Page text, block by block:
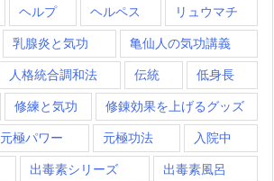
ヘルプ ヘルペス リュウマチ
乳腺炎と気功 亀仙人の気功講義
人格統合調和法 伝統 低身長
修練と気功 修錬効果を上げるグッズ
元極パワー 元極功法 入院中
出毒素シリーズ 出毒素風呂